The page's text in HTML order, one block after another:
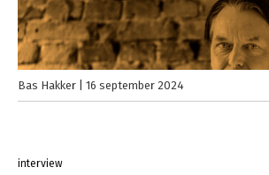
Bas Hakker 16 september 2024
interview